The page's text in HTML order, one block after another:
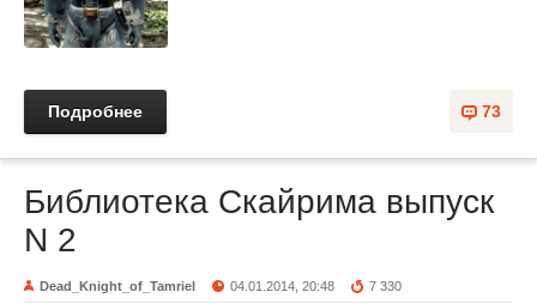
73
Подробнее
Библиотека Скайрима выпуск
N 2
Dead_Knight_of_Tamriel 04.01.2014, 20:48 7 330